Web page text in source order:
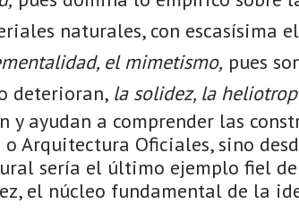
naturales, con escasísima
el mimetismo, pues
deterioran, la solidez, la
y ayudan a comprender las
Arquitectura Oficiales, sino
sería el último ejemplo fiel
el núcleo fundamental de la